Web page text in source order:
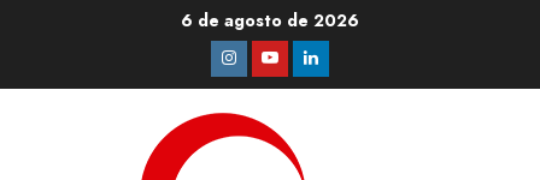
6 de agosto de 2026
Instagram
YoutubeLinkedin